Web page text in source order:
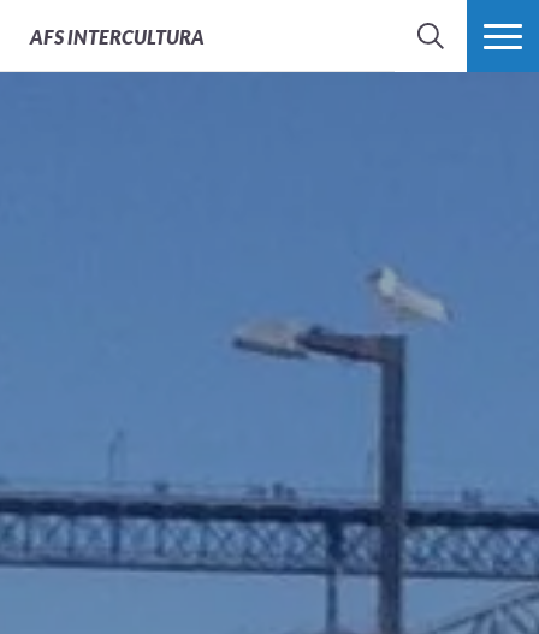
AFSINTERCULTURA
BÚSQUEDA MÁS